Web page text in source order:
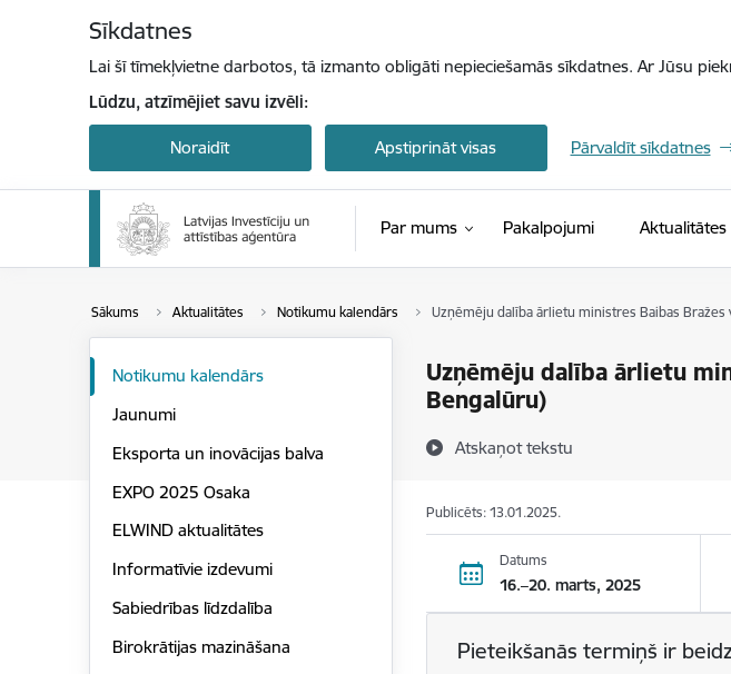
Sīkdatnes
Lai šī tīmekļvietne darbotos, tā izmanto obligāti nepieciešamās sīkdatnes. Ar Jūsu
Lūdzu, atzīmējiet savu izvēli:
Noraidīt Apstiprināt visas Pārvaldīt sīkdatnes
Par mums Pakalpojumi Aktualitātes
Sākums Aktualitātes Notikumu kalendārs Uzņēmēju dalība ārlietu ministres Baibas
Uzņēmēju dalība ārlietu
Bengalūru)
Atskaņot tekstu
Notikumu kalendārs
Jaunumi
Eksporta un inovācijas balva
EXPO 2025 Osaka
ELWIND aktualitātes
Informatīvie izdevumi
Sabiedrības līdzdalība
Birokrātijas mazināšana
Publicēts: 13.01.2025.
Datums
16.–20. marts, 2025
Pieteikšanās termiņš ir